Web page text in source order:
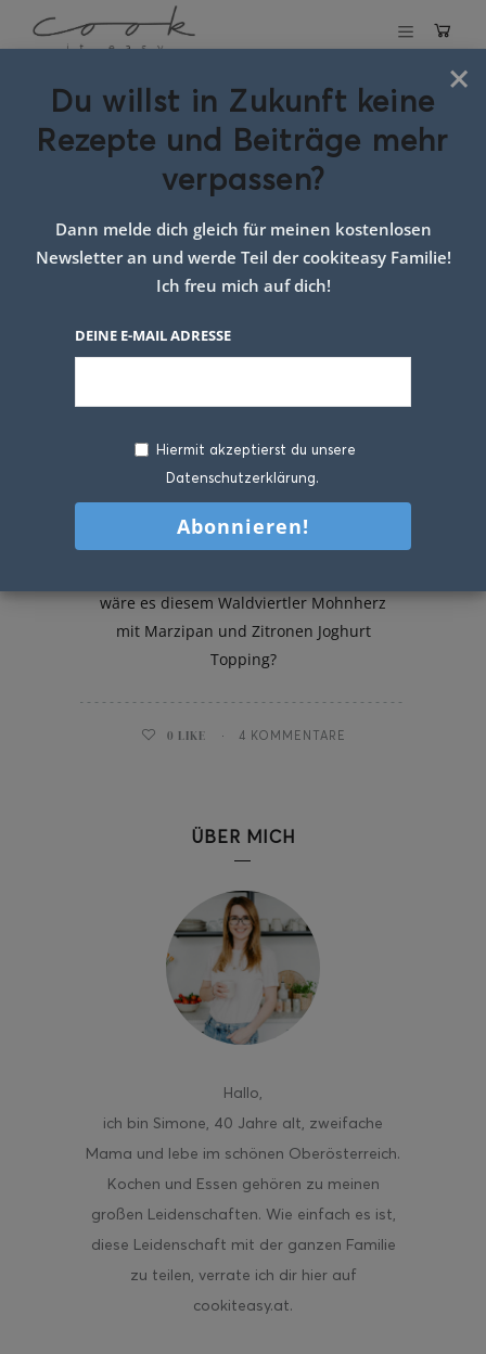
Schlagwort:süßes
Mohnrezept
Waldviertler Mohnherz
wäre es diesem Waldviertler Mohnherz
mit Marzipan und Zitronen Joghurt
Topping?
0 LIKE 4 KOMMENTARE
ÜBER MICH
Hallo,
ich bin Simone, 40 Jahre alt, zweifache
Mama und lebe im schönen Oberösterreich.
Kochen und Essen gehören zu meinen
großen Leidenschaften. Wie einfach es ist,
diese Leidenschaft mit der ganzen Familie
zu teilen, verrate ich dir hier auf
cookiteasy.at.
×
Du willst in Zukunft keine
Rezepte und Beiträge mehr
verpassen?
Dann melde dich gleich für meinen kostenlosen
Newsletter an und werde Teil der cookiteasy Familie!
Ich freu mich auf dich!
DEINE E-MAIL ADRESSE
Hiermit akzeptierst du unsere
Datenschutzerklärung.